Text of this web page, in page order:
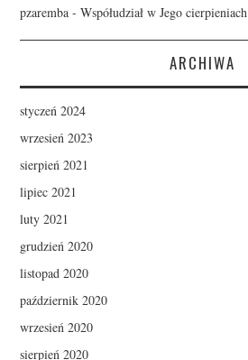
pzaremba -Współudział w Jego cierpieniach
ARCHIWA
styczeń 2024
wrzesień 2023
sierpień 2021
lipiec 2021
luty 2021
grudzień 2020
listopad 2020
październik 2020
wrzesień 2020
sierpień 2020